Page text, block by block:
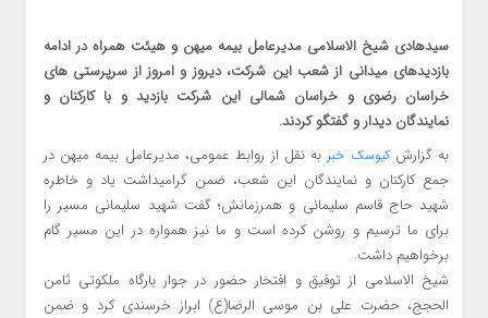
سیدهادی شیخ الاسلامی مدیرعامل بیمه میهن و هیئت همراه در ادامه
بازدیدهای میدانی از شعب این شرکت، دیروز و امروز از سرپرستی های
خراسان رضوی و خراسان شمالی این شرکت بازدید و با کارکنان و
نمایندگان دیدار و گفتگو کردند.
به گزارشکیوسک خبر به نقل از روابط عمومی، مدیرعامل بیمه میهن در
جمع کارکنان و نمایندگان این شعب، ضمن گرامیداشت یاد و خاطره
شهید حاج قاسم سلیمانی و همرزمانش؛ گفت شهید سلیمانی مسیر را
برای ما ترسیم و روشن کرده است و ما نیز همواره در این مسیر گام
برخواهیم داشت.
شیخ الاسلامی از توفیق و افتخار حضور در جوار بارگاه ملکوتی ثامن
الحجج، حضرت علی بن موسی الرضا(ع) ابراز خرسندی کرد و ضمن